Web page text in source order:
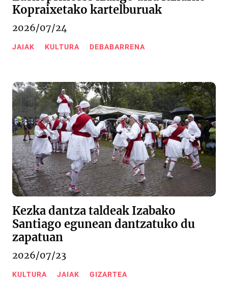
Kopraixetako kartelburuak
2026/07/24
JAIAK KULTURA DEBABARRENA
Kezka dantza taldeak Izabako
Santiago egunean dantzatuko du
zapatuan
2026/07/23
KULTURA JAIAK GIZARTEA